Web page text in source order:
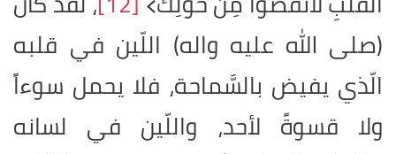
(صلى الله عليه واله) اللّين في قلبه
الّذي يفيض بالسَّماحة، فلا يحمل سوءاً
ولا قسوةً لأحد، واللّين في لسانه